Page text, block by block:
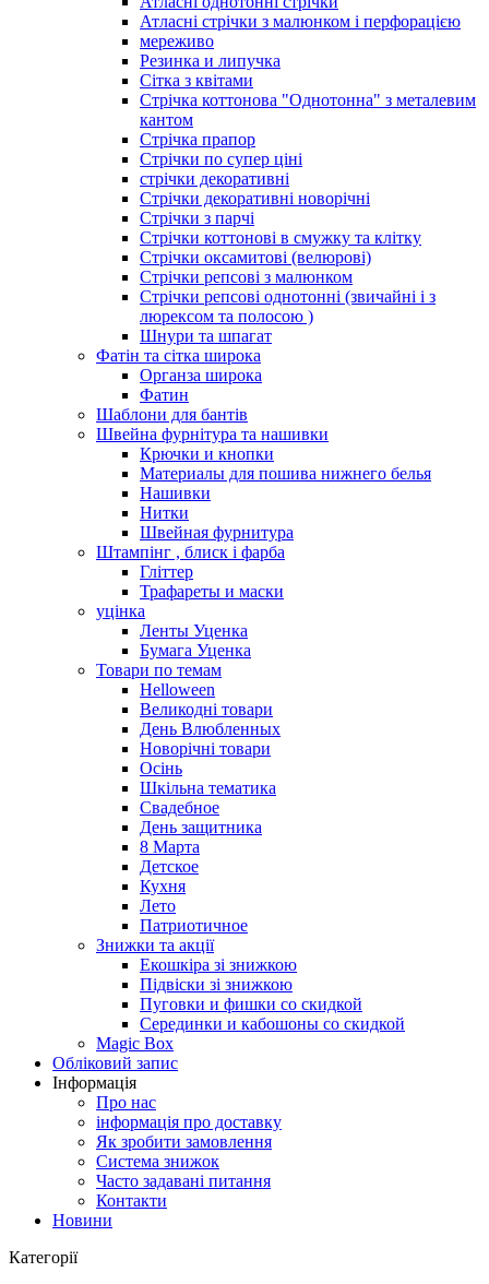
Атласні стрічки з малюнком і перфорацією
мереживо
Резинка и липучка
Сітка з квітами
Стрічка коттонова "Однотонна" з металевим
кантом
Стрічка прапор
Стрічки по супер ціні
стрічки декоративні
Стрічки декоративні новорічні
Стрічки з парчі
Стрічки коттонові в смужку та клітку
Стрічки оксамитові (велюрові)
Стрічки репсові з малюнком
Стрічки репсові однотонні (звичайні і з
люрексом та полосою )
Шнури та шпагат
Фатін та сітка широка
Органза широка
Фатин
Шаблони для бантів
Швейна фурнітура та нашивки
Крючки и кнопки
Материалы для пошива нижнего белья
Нашивки
Нитки
Швейная фурнитура
Штампінг , блиск і фарба
Гліттер
Трафареты и маски
уцінка
Ленты Уценка
Бумага Уценка
Товари по темам
Helloween
Великодні товари
День Влюбленных
Новорічні товари
Осінь
Шкільна тематика
Свадебное
День защитника
8 Марта
Детское
Кухня
Лето
Патриотичное
Знижки та акції
Екошкіра зі знижкою
Підвіски зі знижкою
Пуговки и фишки со скидкой
Серединки и кабошоны со скидкой
Magic Box
Обліковий запис
Інформація
Про нас
інформація про доставку
Як зробити замовлення
Система знижок
Часто задавані питання
Контакти
Новини
Категорії